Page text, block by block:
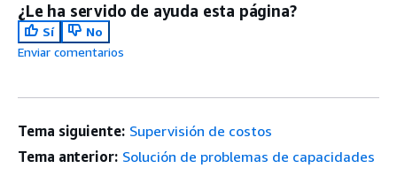
¿Le ha servido de ayuda esta página?
Sí
No
Enviar comentarios
Tema siguiente: Supervisión de costos
Tema anterior: Solución de problemas de capacidades